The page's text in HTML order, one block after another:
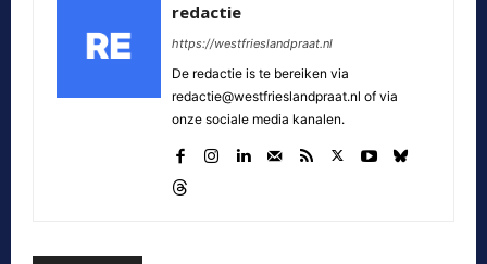
redactie
https://westfrieslandpraat.nl
De redactie is te bereiken via
redactie@westfrieslandpraat.nl of via
onze sociale media kanalen.